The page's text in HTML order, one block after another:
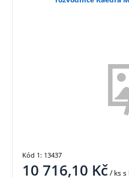
10 716,10 Kč/ kss
Kód 1: 13437